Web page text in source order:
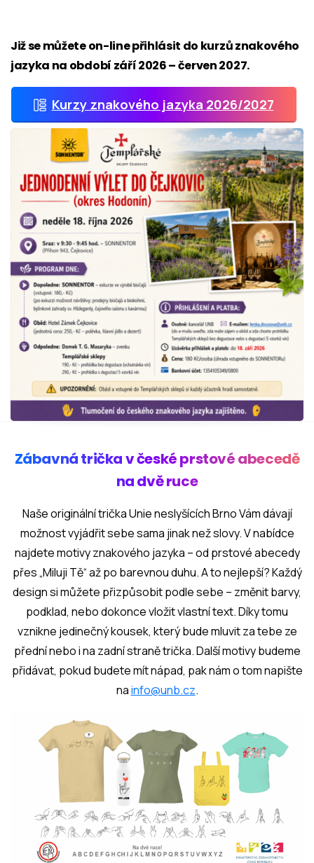
Již se můžete on-line přihlásit do kurzů znakového
jazyka na období září 2026 – červen 2027.
Kurzy znakového jazyka 2026/2027
Zábavná trička v české prstové abecedě
na dvě ruce
Naše originální trička Unie neslyšících Brno Vám dávají
možnost vyjádřit sebe sama jinak než slovy. V nabídce
najdete motivy znakového jazyka – od prstové abecedy
přes „Miluji Tě“ až po barevnou duhu. A to nejlepší? Každý
design si můžete přizpůsobit podle sebe – změnit barvy,
podklad, nebo dokonce vložit vlastní text. Díky tomu
vznikne jedinečný kousek, který bude mluvit za tebe ze
přední nebo i na zadní straně trička. Další motivy budeme
přidávat, pokud budete mít nápad, pak nám o tom napište
nainfo@unb.cz.